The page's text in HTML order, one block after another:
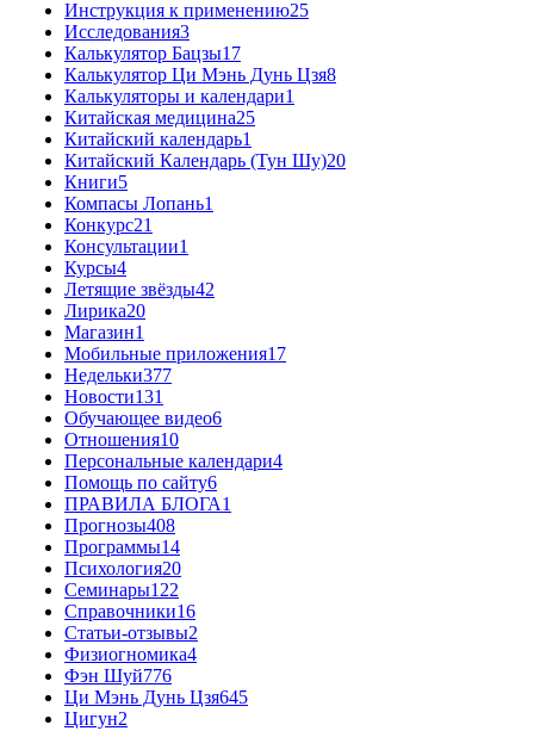
Инструкция к применению25
Исследования3
Калькулятор Бацзы17
Калькулятор Ци Мэнь Дунь Цзя8
Калькуляторы и календари1
Китайская медицина25
Китайский календарь1
Китайский Календарь (Тун Шу)20
Книги5
Компасы Лопань1
Конкурс21
Консультации1
Курсы4
Летящие звёзды42
Лирика20
Магазин1
Мобильные приложения17
Недельки377
Новости131
Обучающее видео6
Отношения10
Персональные календари4
Помощь по сайту6
ПРАВИЛА БЛОГА1
Прогнозы408
Программы14
Психология20
Семинары122
Справочники16
Статьи-отзывы2
Физиогномика4
Фэн Шуй776
Ци Мэнь Дунь Цзя645
Цигун2